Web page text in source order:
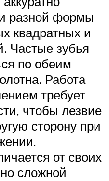
разной формы
квадратных и
Частые зубья
по обеим
Работа
требует
чтобы лезвие
сторону при
от своих
сложной